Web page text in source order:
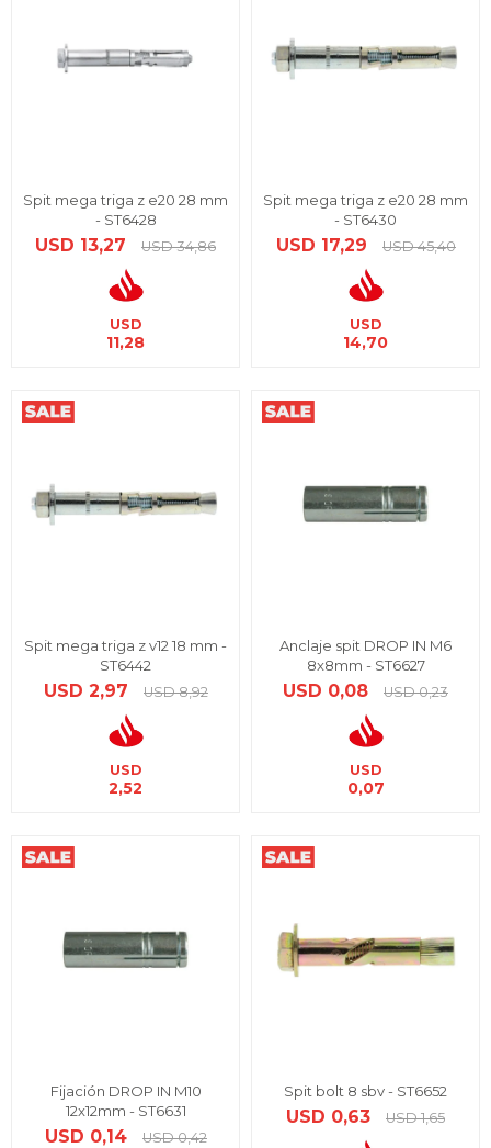
Spit mega triga z e20 28 mm
- ST6428
USD 13,27 USD 34,86
USD
11,28
Spit mega triga z e20 28 mm
- ST6430
USD 17,29 USD 45,40
USD
14,70
Spit mega triga z v12 18 mm -
ST6442
USD 2,97 USD 8,92
USD
2,52
Anclaje spit DROP IN M6
8x8mm - ST6627
USD 0,08 USD 0,23
USD
0,07
Fijación DROP IN M10
12x12mm - ST6631
USD 0,14 USD 0,42
Spit bolt 8 sbv - ST6652
USD 0,63 USD 1,65